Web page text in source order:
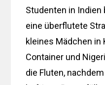
Studenten in Indien
eine überflutete
kleines Mädchen in
Container und
die Fluten,